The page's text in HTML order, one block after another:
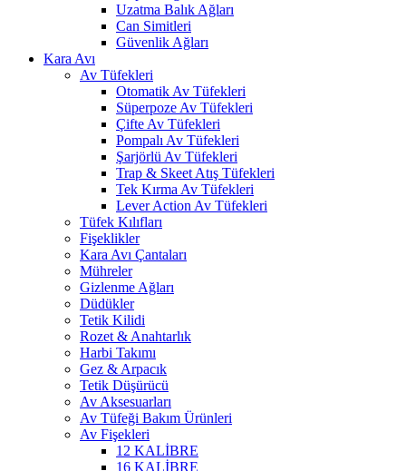
Uzatma Balık Ağları
Can Simitleri
Güvenlik Ağları
Kara Avı
Av Tüfekleri
Otomatik Av Tüfekleri
Süperpoze Av Tüfekleri
Çifte Av Tüfekleri
Pompalı Av Tüfekleri
Şarjörlü Av Tüfekleri
Trap & Skeet Atış Tüfekleri
Tek Kırma Av Tüfekleri
Lever Action Av Tüfekleri
Tüfek Kılıfları
Fişeklikler
Kara Avı Çantaları
Mühreler
Gizlenme Ağları
Düdükler
Tetik Kilidi
Rozet & Anahtarlık
Harbi Takımı
Gez & Arpacık
Tetik Düşürücü
Av Aksesuarları
Av Tüfeği Bakım Ürünleri
Av Fişekleri
12 KALİBRE
16 KALİBRE